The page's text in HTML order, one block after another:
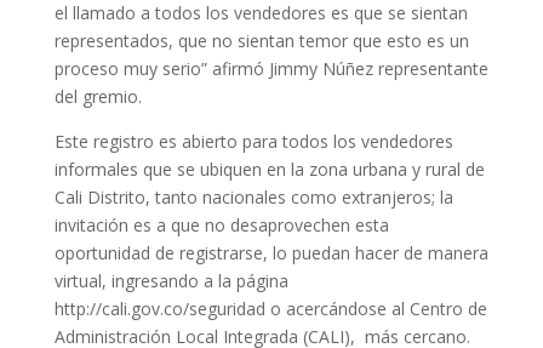
el llamado a todos los vendedores es que se sientan
representados, que no sientan temor que esto es un
proceso muy serio” afirmó Jimmy Núñez representante
del gremio.
Este registro es abierto para todos los vendedores
informales que se ubiquen en la zona urbana y rural de
Cali Distrito, tanto nacionales como extranjeros; la
invitación es a que no desaprovechen esta
oportunidad de registrarse, lo puedan hacer de manera
virtual, ingresando a la página
http://cali.gov.co/seguridad o acercándose al Centro de
Administración Local Integrada (CALI), más cercano.